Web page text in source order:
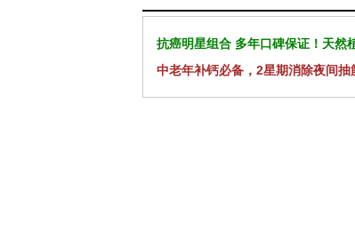
抗癌明星组合 多年口碑保证！天然
中老年补钙必备，2星期消除夜间